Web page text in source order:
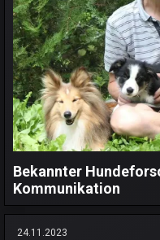
Bekannter
Kommunikation
24.11.2023